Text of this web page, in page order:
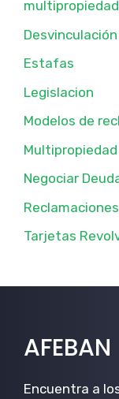
multipropiedad
Estafas
Legislacion
Modelos de
Multipropiedad
Negociar
Reclamaciones
Tarjetas
AFEBAN
Encuentra a